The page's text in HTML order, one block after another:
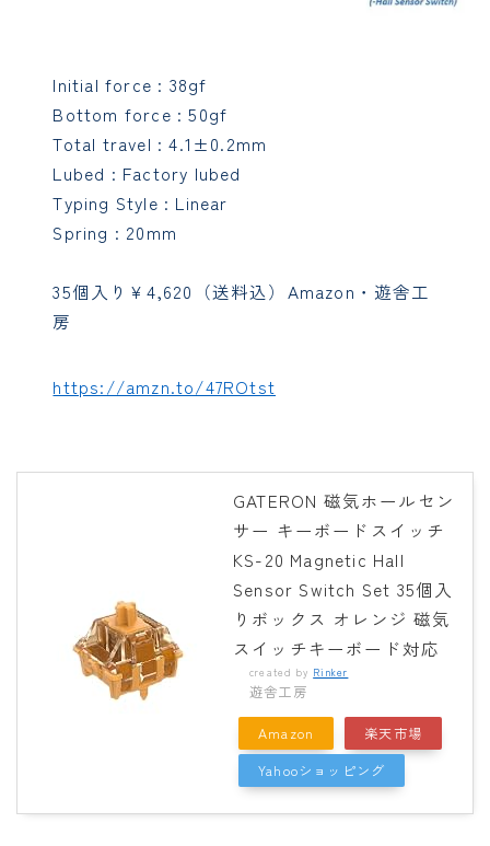
Initial force : 38gf
Bottom force : 50gf
Total travel : 4.1±0.2mm
Lubed : Factory lubed
Typing Style : Linear
Spring : 20mm
35個入り¥4,620（送料込）Amazon・遊舎工
房
https://amzn.to/47ROtst
GATERON 磁気ホールセン
サー キーボードスイッチ
KS-20 Magnetic Hall
Sensor Switch Set 35個入
りボックス オレンジ 磁気
スイッチキーボード対応
created by Rinker
遊舎工房
Amazon
楽天市場
Yahooショッピング